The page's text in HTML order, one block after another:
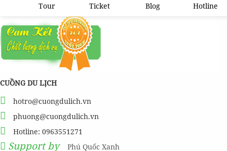
Tour Ticket Blog Hotline
CUỒNG DU LỊCH
hotro@cuongdulich.vn
phuong@cuongdulich.vn
Hotline: 0963551271
Support by Phú Quốc Xanh